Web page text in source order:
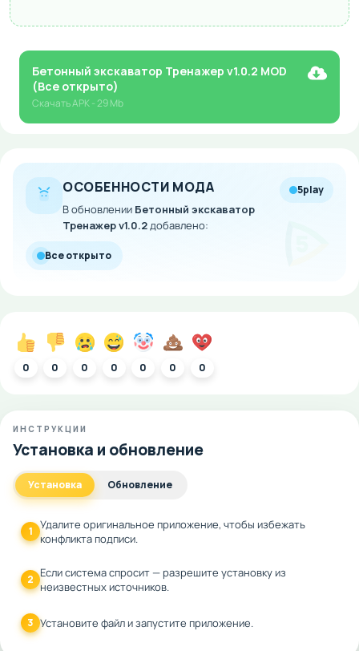
Бетонный экскаватор Тренажер v1.0.2 MOD
(Все открыто)
СкачатьAPK- 29 Mb
ОСОБЕННОСТИ МОДА
В обновлении Бетонный экскаватор
Тренажер v1.0.2добавлено:
5play
Все открыто
0 0 0 0 0 0 0
ИНСТРУКЦИИ
Установка и обновление
Установка Обновление
1 Удалите оригинальное приложение, чтобы избежать
конфликта подписи.
2 Если система спросит — разрешите установку из
неизвестных источников.
3 Установите файл и запустите приложение.